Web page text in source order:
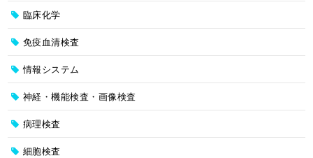
臨床化学
免疫血清検査
情報システム
神経・機能検査・画像検査
病理検査
細胞検査